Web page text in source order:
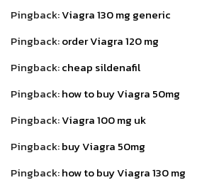
Pingback:Viagra 130 mg generic
Pingback:order Viagra 120 mg
Pingback:cheap sildenafil
Pingback:how to buy Viagra 50mg
Pingback:Viagra 100 mg uk
Pingback:buy Viagra 50mg
Pingback:how to buy Viagra 130 mg